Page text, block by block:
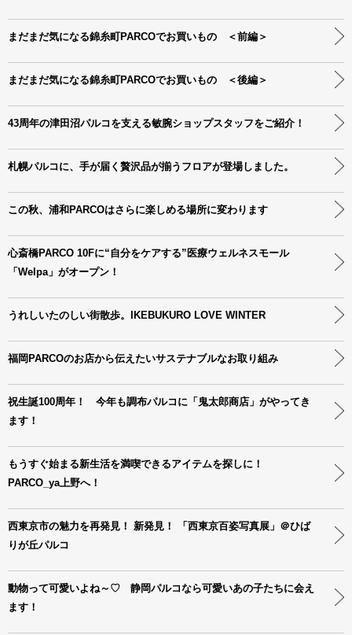
まだまだ気になる錦糸町PARCOでお買いもの ＜前編＞
まだまだ気になる錦糸町PARCOでお買いもの ＜後編＞
43周年の津田沼パルコを支える敏腕ショップスタッフをご紹介！
札幌パルコに、手が届く贅沢品が揃うフロアが登場しました。
この秋、浦和PARCOはさらに楽しめる場所に変わります
心斎橋PARCO 10Fに“自分をケアする”医療ウェルネスモール
「Welpa」がオープン！
うれしいたのしい街散歩。IKEBUKURO LOVE WINTER
福岡PARCOのお店から伝えたいサステナブルなお取り組み
祝生誕100周年！ 今年も調布パルコに「鬼太郎商店」がやってき
ます！
もうすぐ始まる新生活を満喫できるアイテムを探しに！
PARCO_ya上野へ！
西東京市の魅力を再発見！ 新発見！ 「西東京百姿写真展」＠ひば
りが丘パルコ
動物って可愛いよね～♡ 静岡パルコなら可愛いあの子たちに会え
ます！